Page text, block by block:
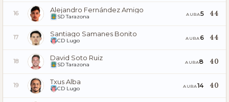
16 Alejandro Fernández Amigo
SD Tarazona AURA5 44
17 Santiago Samanes Bonito
CD Lugo AURA 6 44
18 David Soto Ruiz
SD Tarazona AURA8 40
19 Txus Alba
CD Lugo AURA14 40